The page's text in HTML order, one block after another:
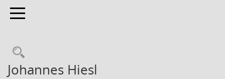
Toggle navigation
Rechercheauswahl
Johannes Hiesl